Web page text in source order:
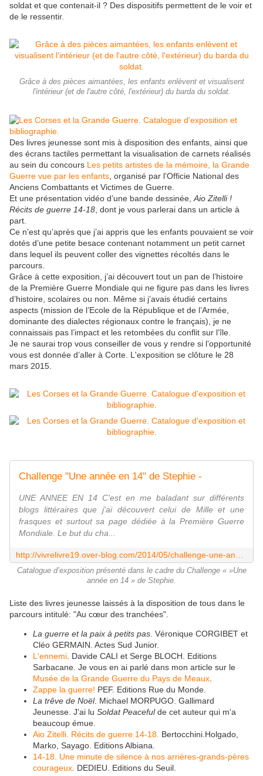
soldat et que contenait-il ? Des dispositifs permettent de le voir et
de le ressentir.
Grâce à des pièces aimantées, les enfants enlèvent et visualisent
l'intérieur (et de l'autre côté, l'extérieur) du barda du soldat.
Des livres jeunesse sont mis à disposition des enfants, ainsi que
des écrans tactiles permettant la visualisation de carnets réalisés
au sein du concours Les petits artistes de la mémoire, la Grande
Guerre vue par les enfants , organisé par l’Officie National des
Anciens Combattants et Victimes de Guerre.
Et une présentation vidéo d’une bande dessinée, Aio Zitelli !
Récits de guerre 14-18 , dont je vous parlerai dans un article à
part.
Ce n’est qu’après que j’ai appris que les enfants pouvaient se voir
dotés d’une petite besace contenant notamment un petit carnet
dans lequel ils peuvent coller des vignettes récoltés dans le
parcours.
Grâce à cette exposition, j’ai découvert tout un pan de l’histoire
de la Première Guerre Mondiale qui ne figure pas dans les livres
d’histoire, scolaires ou non. Même si j’avais étudié certains
aspects (mission de l’Ecole de la République et de l’Armée,
dominante des dialectes régionaux contre le français), je ne
connaissais pas l’impact et les retombées du conflit sur l’île.
Je ne saurai trop vous conseiller de vous y rendre si l’opportunité
vous est donnée d’aller à Corte. L'exposition se clôture le 28
mars 2015.
Challenge "Une année en 14" de Stephie -
UNE ANNEE EN 14 C'est en me baladant sur différents
blogs littéraires que j'ai découvert celui de Mille et une
frasques et surtout sa page dédiée à la Première Guerre
Mondiale. Le but du cha...
Catalogue d’exposition présenté dans le cadre du Challenge « »Une
année en 14 » de Stephie.
Liste des livres jeunesse laissés à la disposition de tous dans le
parcours intitulé: "Au cœur des tranchées".
La guerre et la paix à petits pas . Véronique CORGIBET et
Cléo GERMAIN. Actes Sud Junior.
L'ennemi . Davide CALI et Serge BLOCH. Editions
Sarbacane. Je vous en ai parlé dans mon article sur le
Musée de la Grande Guerre du Pays de Meaux
Zappe la guerre! PEF. Editions Rue du Monde.
La trêve de Noël. Michael MORPUGO. Gallimard
Jeunesse. J'ai lu Soldat Peacefulde cet auteur qui m'a
beaucoup émue.
Aio Zitelli. Récits de guerre 14-18. Bertocchini.Holgado,
Marko, Sayago. Editions Albiana.
14-18. Une minute de silence à nos arrières-grands-pères
courageux DEDIEU. Editions du Seuil.